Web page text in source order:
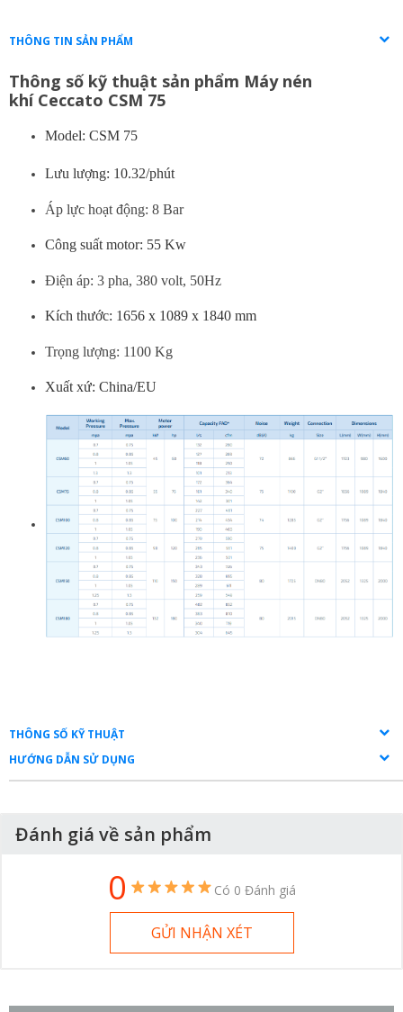
THÔNG TIN SẢN PHẨM
Thông số kỹ thuật sản phẩm Máy nén
khí Ceccato CSM 75
Model: CSM 75
Lưu lượng: 10.32/phút
Áp lực hoạt động: 8 Bar
Công suất motor: 55 Kw
Điện áp: 3 pha, 380 volt, 50Hz
Kích thước: 1656 x 1089 x 1840 mm
Trọng lượng: 1100 Kg
Xuất xứ: China/EU
THÔNG SỐ KỸ THUẬT
HƯỚNG DẪN SỬ DỤNG
Đánh giá về sản phẩm
0 Có 0 Đánh giá
GỬI NHẬN XÉT